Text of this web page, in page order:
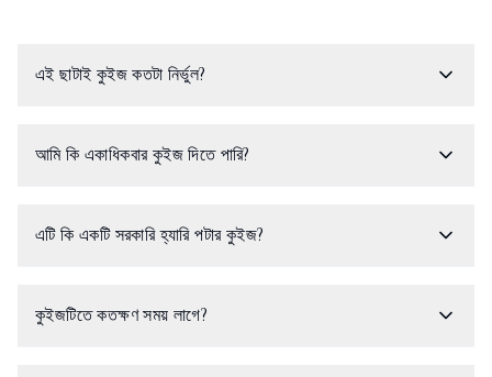
এই ছাটাই কুইজ কতটা নির্ভুল?
আমি কি একাধিকবার কুইজ দিতে পারি?
এটি কি একটি সরকারি হ্যারি পটার কুইজ?
কুইজটিতে কতক্ষণ সময় লাগে?